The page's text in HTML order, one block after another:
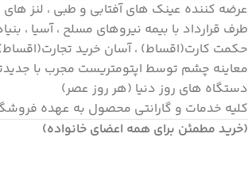
عرضه کننده عینک های آفتابی و طبی ، لنز
طرف قرارداد با بیمه نیروهای مسلح ، آسیا ،
حکمت کارت(اقساط) ، آسان خرید
معاینه چشم توسط اپتومتریست مجرب با
دستگاه های روز دنیا (هر روز عصر)
کلیه خدمات و گارانتی محصول به عهده
(خرید مطمئن برای همه اعضای خانواده)